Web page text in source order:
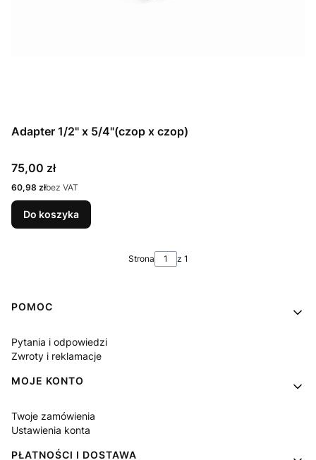
Adapter 1/2" x 5/4"(czop x czop)
Cena
75,00 zł
Cena
60,98 złbez VAT
Do koszyka
Strona z 1
Linki w stopce
POMOC
Pytania i odpowiedzi
Zwroty i reklamacje
MOJE KONTO
Twoje zamówienia
Ustawienia konta
PŁATNOŚCI I DOSTAWA